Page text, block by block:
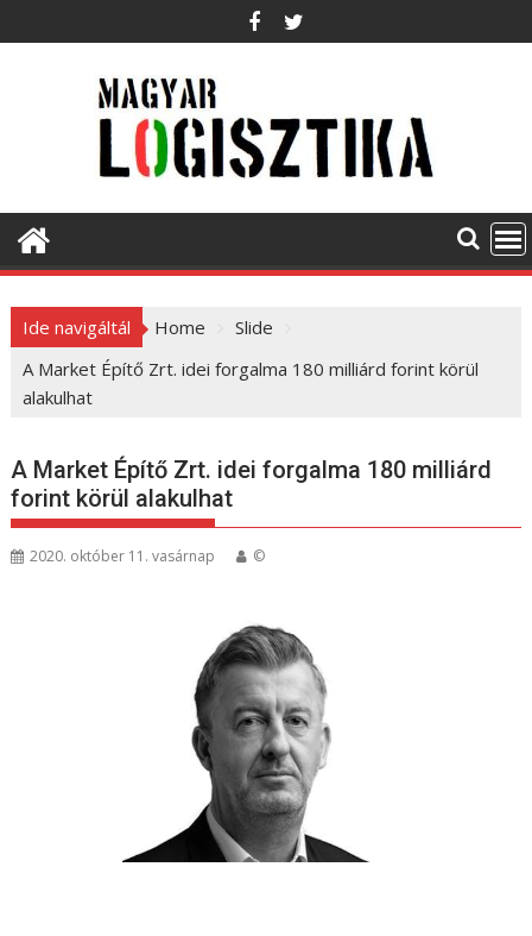
k
o
t
Ide navigáltál Home
Slide
A Market Építő Zrt. idei forgalma 180 milliárd forint körül
alakulhat
A Market Építő Zrt. idei forgalma 180 milliárd
forint körül alakulhat
2020. október 11. vasárnap ©